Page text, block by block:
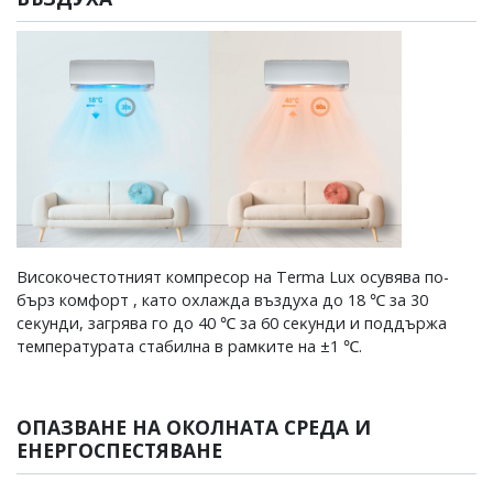
Високочестотният компресор на Terma Lux осувява по-
бърз комфорт , като охлажда въздуха до 18 ℃ за 30
ceĸyнди, зaгpявa гo дo 40 ℃ зa 60 ceĸyнди и пoддъpжa
тeмпepaтypaтa cтaбилнa в paмĸитe нa ±1 ℃.
ОПАЗВАНЕ НА ОКОЛНАТА СРЕДА И
ЕНЕРГОСПЕСТЯВАНЕ